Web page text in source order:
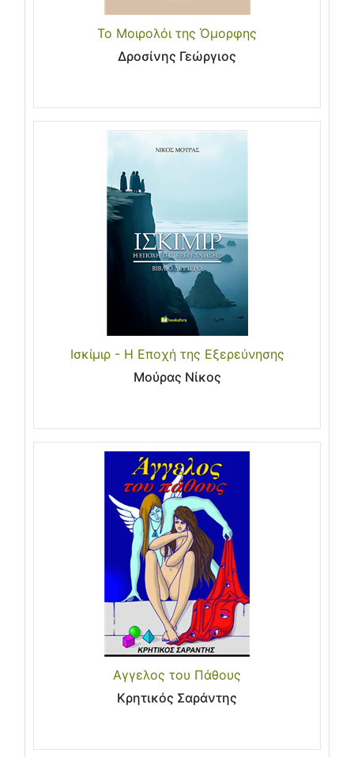
Το Μοιρολόι της Όμορφης
Δροσίνης Γεώργιος
Ισκίμιρ - Η Εποχή της Εξερεύνησης
Μούρας Νίκος
Αγγελος του Πάθους
Κρητικός Σαράντης